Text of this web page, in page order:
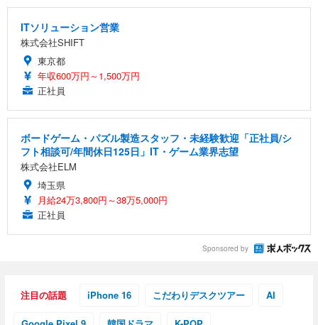
ITソリューション営業
株式会社SHIFT
東京都
年収600万円～1,500万円
正社員
ボードゲーム・パズル製造スタッフ・未経験歓迎「正社員/シ
フト相談可/年間休日125日」IT・ゲーム業界志望
株式会社ELM
埼玉県
月給24万3,800円～38万5,000円
正社員
Sponsored by
注目の話題 iPhone 16 こだわりデスクツアー AI